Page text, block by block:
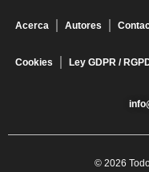
Acerca Autores
Cookies Ley GDPR /
© 2026